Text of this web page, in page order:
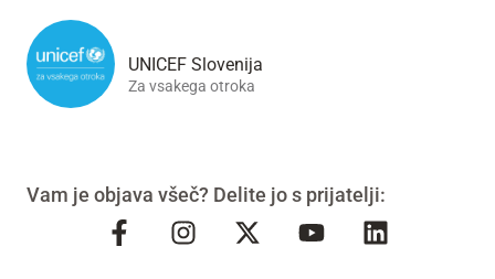
UNICEF Slovenija
Za vsakega otroka
Vam je objava všeč? Delite jo s prijatelji: